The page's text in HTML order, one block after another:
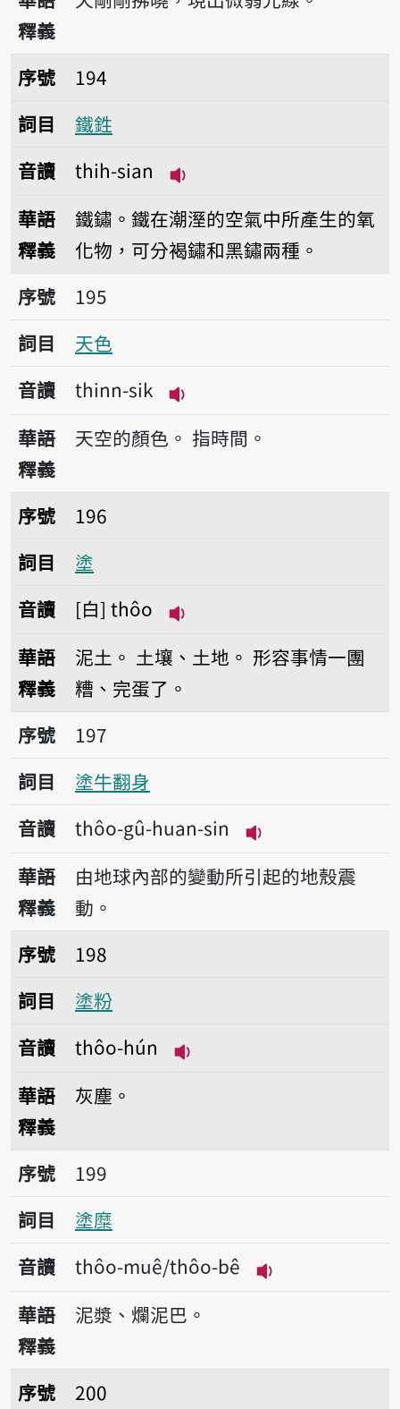
釋義
序號194鐵鉎
序號
194
詞目
鐵鉎
音讀
thih-sian
華語
釋義
鐵鏽。鐵在潮溼的空氣中所產生的氧
化物，可分褐鏽和黑鏽兩種。
序號195天色
序號
195
詞目
天色
音讀
thinn-sik
播放音讀thinn-sik
華語
釋義
天空的顏色。 指時間。
序號196塗
序號
196
詞目
塗
音讀
白 thôo
華語
釋義
泥土。 土壤、土地。 形容事情一團
糟、完蛋了。
序號197塗牛翻身
序號
197
詞目
塗牛翻身
音讀
thôo-gû-huan-sin
播放音讀thôo-
華語
釋義
由地球內部的變動所引起的地殼震
動。
序號198塗粉
序號
198
詞目
塗粉
音讀
thôo-hún
華語
釋義
灰塵。
序號199塗糜
序號
199
詞目
塗糜
音讀
thôo-muê/thôo-bê
播放音讀thôo-
華語
釋義
泥漿、爛泥巴。
序號200塗沙
序號
200